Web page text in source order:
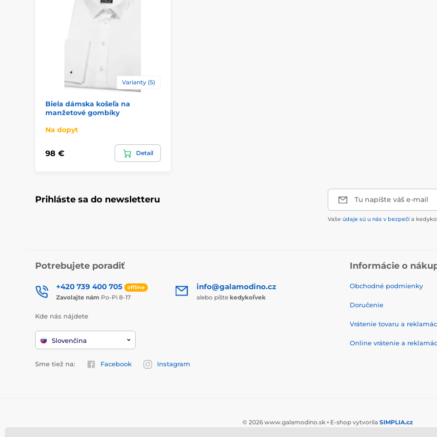
Varianty (5)
Biela dámska košeľa na
manžetové gombíky
Na dopyt
98 € Detail
Prihláste sa do newsletteru Tu napíšte váš e-mail
Vaše údaje sú u nás v bezpečí a
Potrebujete poradiť
+420 739 400 705 offline
Zavolajte nám Po-Pi 8-17
info@galamodino.cz
alebo píšte kedykoľvek
Kde nás nájdete
Slovenčina
Sme tiež na: Facebook Instagram
Informácie o
Obchodné podmienky
Doručenie
Vrátenie tovaru a
Online vrátenie a
© 2026 www.galamodino.sk ⦁ E-shop vytvorila SIMPLIA.cz